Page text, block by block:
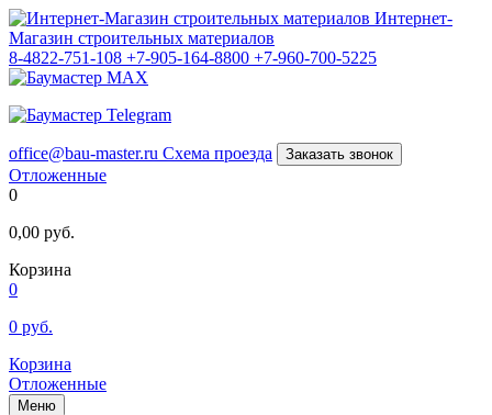
Интернет-
Магазин строительных материалов
8-4822-751-108 +7-905-164-8800 +7-960-700-5225
office@bau-master.ru Схема проезда Заказать звонок
Отложенные
0
0,00 руб.
Корзина
0
0 руб.
Корзина
Отложенные
Меню